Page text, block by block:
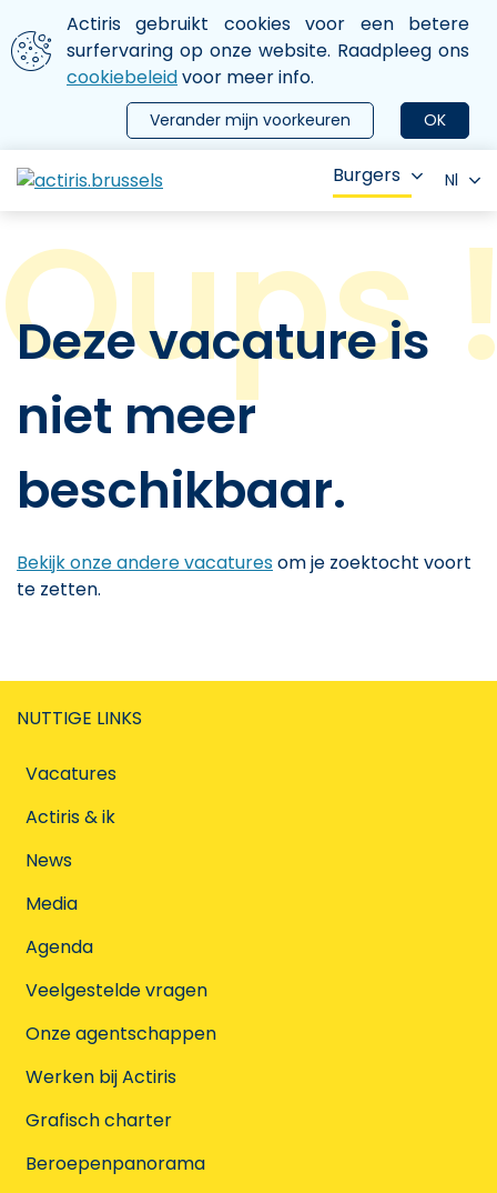
Aller au contenu principal
We gebruiken cookies
Actiris gebruikt cookies voor een betere
surfervaring op onze website. Raadpleeg ons
cookiebeleidvoor meer info.
OK
Verander mijn voorkeuren
le menu
Burgers Nl
Deze vacature is
niet meer
beschikbaar.
Bekijk onze andere vacaturesom je zoektocht voort
te zetten.
NUTTIGE LINKS
Vacatures
Actiris & ik
News
Media
Agenda
Veelgestelde vragen
Onze agentschappen
Werken bij Actiris
Grafisch charter
Beroepenpanorama